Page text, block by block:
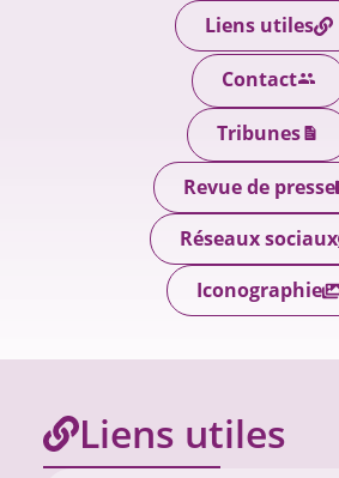
Liens utiles
Contact
Tribunes
Revue de presse
Réseaux sociaux
Iconographie
Liens utiles